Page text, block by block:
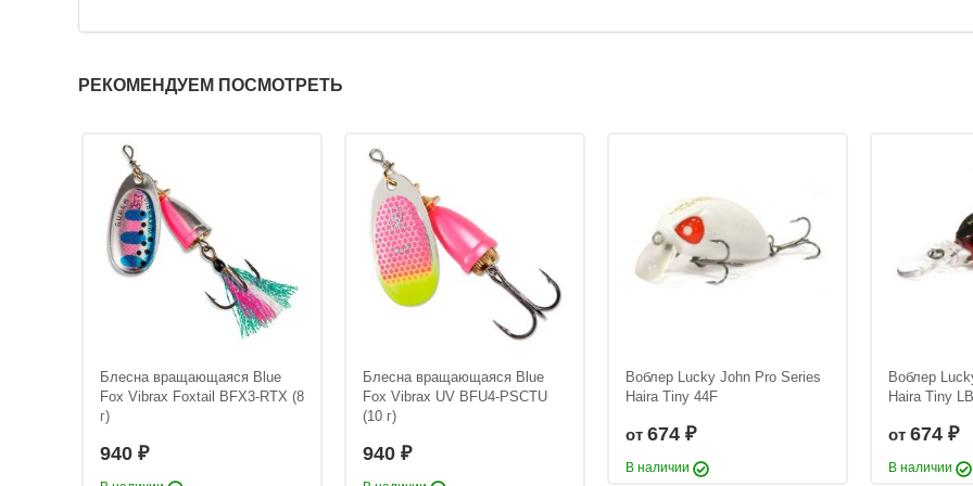
РЕКОМЕНДУЕМ ПОСМОТРЕТЬ
Блесна вращающаяся Blue
Fox Vibrax Foxtail BFX3-RTX (8
г)
940 ₽
Блесна вращающаяся Blue
Fox Vibrax UV BFU4-PSCTU
(10 г)
940 ₽
Воблер Lucky John Pro Series
Haira Tiny 44F
от 674 ₽
В наличии
Воблер
Haira Tiny
от 674 ₽
В наличии